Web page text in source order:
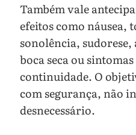
Também vale
efeitos como náusea,
sonolência, sudorese,
boca seca ou
continuidade. O
com segurança, não
desnecessário.